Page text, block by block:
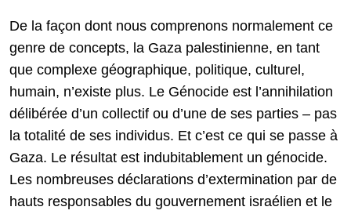
De la façon dont nous comprenons normalement ce
genre de concepts, la Gaza palestinienne, en tant
que complexe géographique, politique, culturel,
humain, n’existe plus. Le Génocide est l’annihilation
délibérée d’un collectif ou d’une de ses parties – pas
la totalité de ses individus. Et c’est ce qui se passe à
Gaza. Le résultat est indubitablement un génocide.
Les nombreuses déclarations d’extermination par de
hauts responsables du gouvernement israélien et le